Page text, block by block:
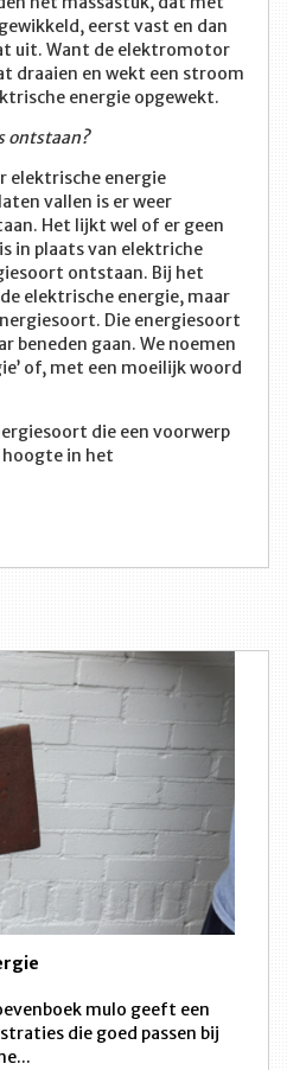
eerst vast en dan
uit. Want de elektromotor
draaien en wekt een stroom
energie opgewekt.
ontstaan?
elektrische energie
vallen is er weer
Het lijkt wel of er geen
in plaats van elektriche
ontstaan. Bij het
elektrische energie, maar
Die energiesoort
beneden gaan. We noemen
of, met een moeilijk woord
die een voorwerp
hoogte in het
mulo geeft een
die goed passen bij